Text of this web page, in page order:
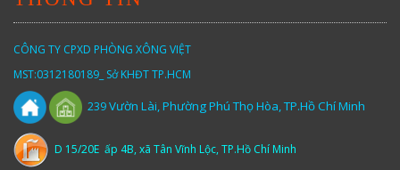
CÔNG TY CPXD PHÒNG XÔNG VIỆT
MST:0312180189_ Sở KHĐT TP.HCM
239Vườn Lài,Phường Phú Thọ Hòa, TP.Hồ Chí Minh
D 15/20E ấp 4B, xã Tân Vĩnh Lộc, TP.Hồ Chí Minh